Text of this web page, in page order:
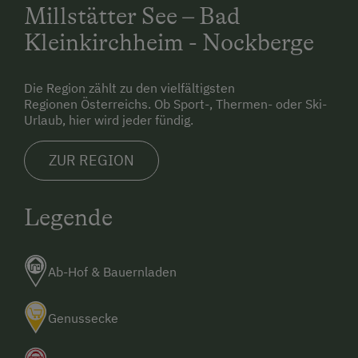
Radfahren
E-Bike-Verleih
Mithilfe am Hof
Aktivurlaub Winter
Skifahren
Kulinarik / Genuss
Urlaub für Familien
Ortszentrum von Lendorf (ca. 1 km entfernt).
Mit dem Flugzeug:
(ca. 80 km). Von dort gelangt ihr bequem mit
dem Mietwagen oder per Bahn weiter nach
Lendorf.
Millstätter See – Bad
Kleinkirchheim - Nockberge
Die Region zählt zu den vielfältigsten
Regionen Österreichs. Ob Sport-, Thermen- oder Ski-
Urlaub, hier wird jeder fündig.
ZUR REGION
Legende
Ab-Hof & Bauernladen
Genussecke